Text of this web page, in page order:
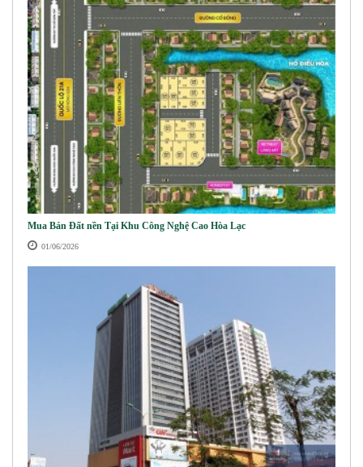
Mua Bán Đất nền Tại Khu Công Nghệ Cao Hòa Lạc
01/06/2026